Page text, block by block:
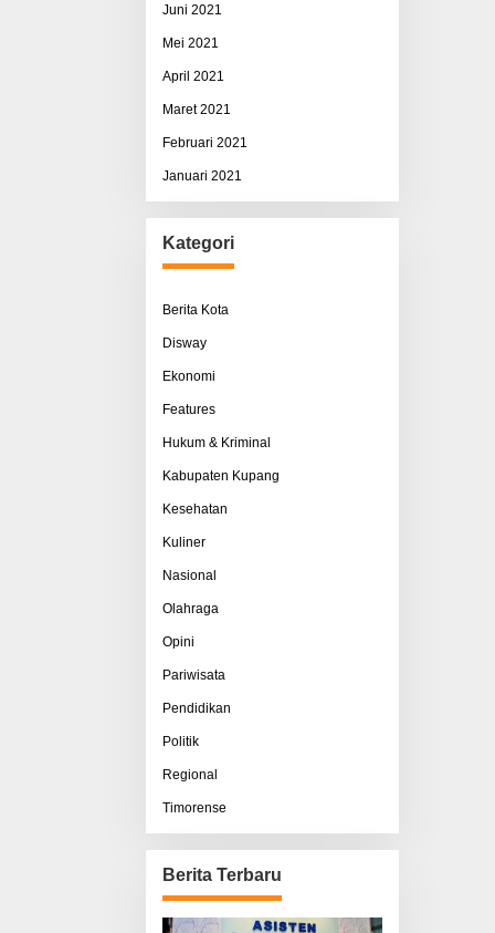
Juni 2021
Mei 2021
April 2021
Maret 2021
Februari 2021
Januari 2021
Kategori
Berita Kota
Disway
Ekonomi
Features
Hukum & Kriminal
Kabupaten Kupang
Kesehatan
Kuliner
Nasional
Olahraga
Opini
Pariwisata
Pendidikan
Politik
Regional
Timorense
Berita Terbaru